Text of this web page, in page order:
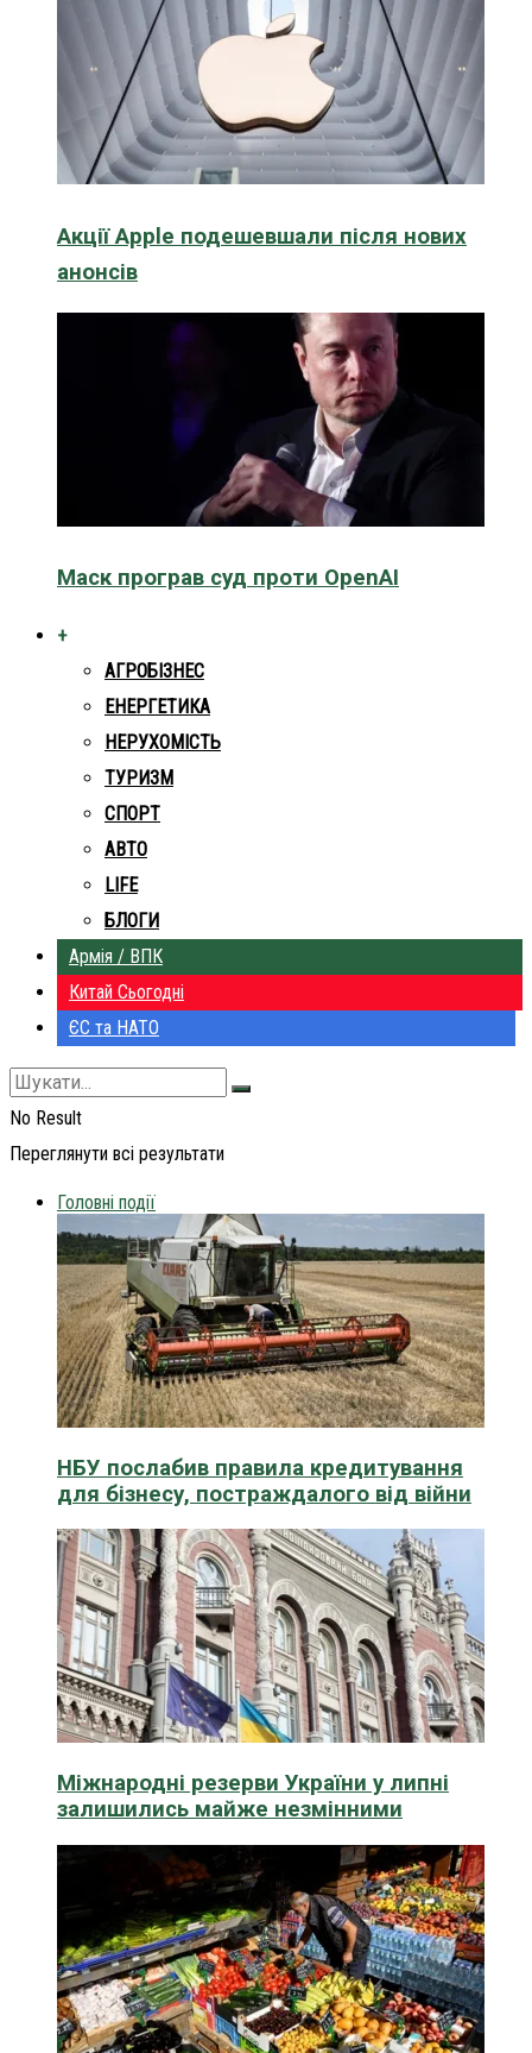
Акції Apple подешевшали після нових
анонсів
Маск програв суд проти OpenAI
+
АГРОБІЗНЕС
ЕНЕРГЕТИКА
НЕРУХОМІСТЬ
ТУРИЗМ
СПОРТ
АВТО
LIFE
БЛОГИ
Армія / ВПК
Китай Сьогодні
ЄС та НАТО
No Result
Переглянути всі результати
Головні події
НБУ послабив правила кредитування
для бізнесу, постраждалого від війни
Міжнародні резерви України у липні
залишились майже незмінними